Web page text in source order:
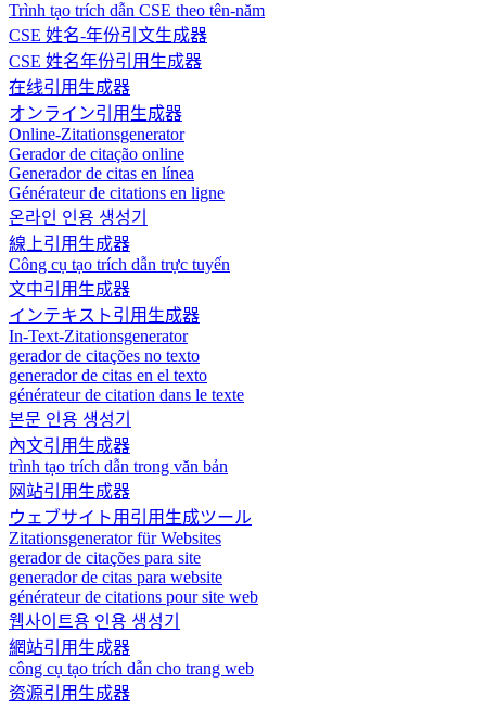
Trình tạo trích dẫn CSE theo tên-năm
CSE 姓名-年份引文生成器
CSE 姓名年份引用生成器
在线引用生成器
オンライン引用生成器
Online-Zitationsgenerator
Gerador de citação online
Generador de citas en línea
Générateur de citations en ligne
온라인 인용 생성기
線上引用生成器
Công cụ tạo trích dẫn trực tuyến
文中引用生成器
インテキスト引用生成器
In-Text-Zitationsgenerator
gerador de citações no texto
generador de citas en el texto
générateur de citation dans le texte
본문 인용 생성기
內文引用生成器
trình tạo trích dẫn trong văn bản
网站引用生成器
ウェブサイト用引用生成ツール
Zitationsgenerator für Websites
gerador de citações para site
generador de citas para website
générateur de citations pour site web
웹사이트용 인용 생성기
網站引用生成器
công cụ tạo trích dẫn cho trang web
资源引用生成器